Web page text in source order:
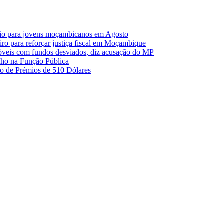
para jovens moçambicanos em Agosto
para reforçar justiça fiscal em Moçambique
com fundos desviados, diz acusação do MP
na Função Pública
de Prémios de 510 Dólares